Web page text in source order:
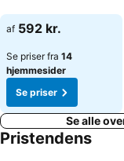
af 592 kr.
Se priser fra 14
hjemmesider
Se priser
Se alle
Pristendens